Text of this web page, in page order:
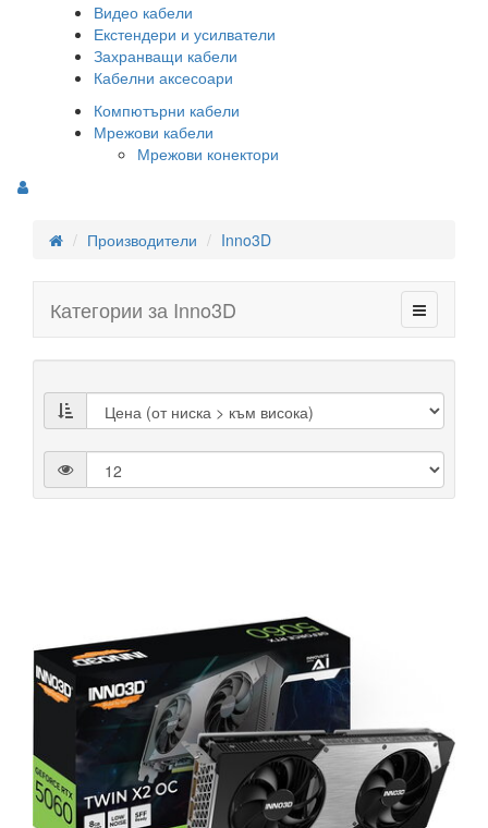
Видео кабели
Екстендери и усилватели
Захранващи кабели
Кабелни аксесоари
Компютърни кабели
Мрежови кабели
Мрежови конектори
Производители Inno3D
Категории за Inno3D